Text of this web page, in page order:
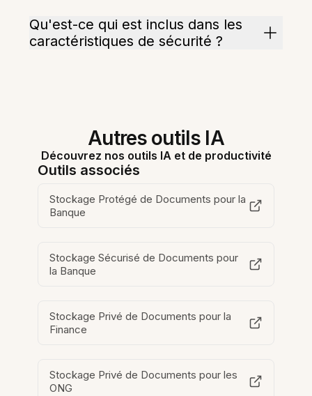
Qu'est-ce qui est inclus dans les
caractéristiques de sécurité ?
Autres outils IA
Découvrez nos outils IA et de productivité
Outils associés
Stockage Protégé de Documents pour la
Banque
Stockage Sécurisé de Documents pour
la Banque
Stockage Privé de Documents pour la
Finance
Stockage Privé de Documents pour les
ONG